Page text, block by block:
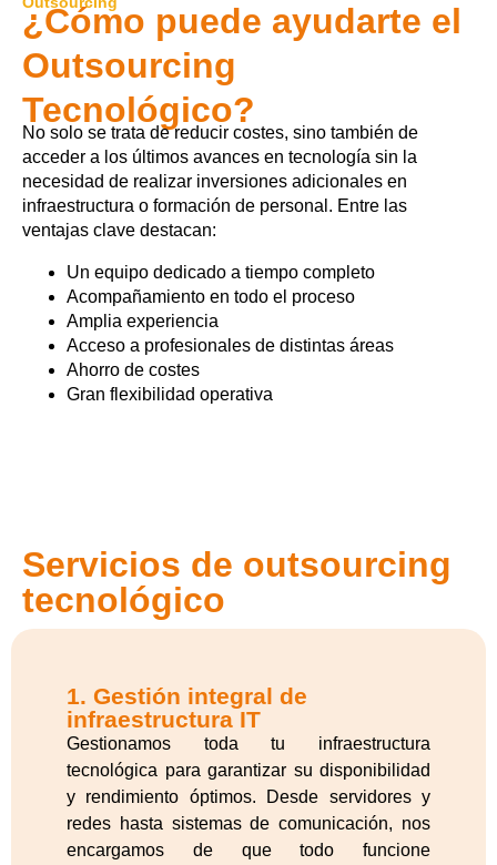
¿Cómo puede ayudarte el
Outsourcing
Tecnológico?
No solo se trata de reducir costes, sino también de
acceder a los últimos avances en tecnología sin la
necesidad de realizar inversiones adicionales en
infraestructura o formación de personal. Entre las
ventajas clave destacan:
Un equipo dedicado a tiempo completo
Acompañamiento en todo el proceso
Amplia experiencia
Acceso a profesionales de distintas áreas
Ahorro de costes
Gran flexibilidad operativa
Servicios de outsourcing
tecnológico
1. Gestión integral de
infraestructura IT
Gestionamos toda tu infraestructura
tecnológica para garantizar su disponibilidad
y rendimiento óptimos. Desde servidores y
redes hasta sistemas de comunicación, nos
encargamos de que todo funcione